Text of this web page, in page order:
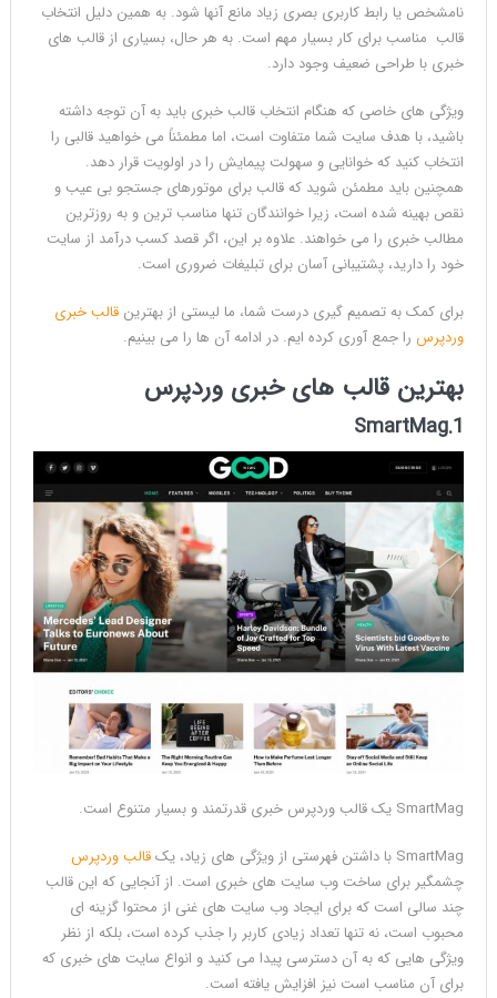
نامشخص یا رابط کاربری بصری زیاد مانع آنها شود. به همین دلیل انتخاب
قالب مناسب برای کار بسیار مهم است. به هر حال، بسیاری از قالب های
خبری با طراحی ضعیف وجود دارد.
ویژگی های خاصی که هنگام انتخاب قالب خبری باید به آن توجه داشته
باشید، با هدف سایت شما متفاوت است، اما مطمئناً می خواهید قالبی را
انتخاب کنید که خوانایی و سهولت پیمایش را در اولویت قرار دهد.
همچنین باید مطمئن شوید که قالب برای موتورهای جستجو بی عیب و
نقص بهینه شده است، زیرا خوانندگان تنها مناسب ترین و به روزترین
مطالب خبری را می خواهند. علاوه بر این، اگر قصد کسب درآمد از سایت
خود را دارید، پشتیبانی آسان برای تبلیغات ضروری است.
برای کمک به تصمیم گیری درست شما، ما لیستی از بهترین قالب خبری
وردپرسرا جمع آوری کرده ایم. در ادامه آن ها را می بینیم.
بهترین قالب های خبری وردپرس
1.SmartMag
SmartMag یک قالب وردپرس خبری قدرتمند و بسیار متنوع است.
SmartMag با داشتن فهرستی از ویژگی های زیاد، یک
قالب وردپرس
چشمگیر برای ساخت وب سایت های خبری است. از آنجایی که این قالب
چند سالی است که برای ایجاد وب سایت های غنی از محتوا گزینه ای
محبوب است، نه تنها تعداد زیادی کاربر را جذب کرده است، بلکه از نظر
ویژگی هایی که به آن دسترسی پیدا می کنید و انواع سایت های خبری که
برای آن مناسب است نیز افزایش یافته است.